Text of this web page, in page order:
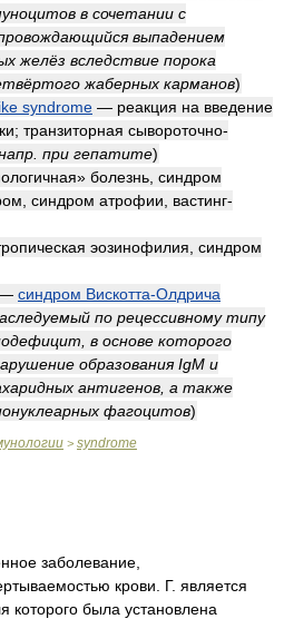
в сочетании с
выпадением
желёз вследствие порока
жаберных карманов)
syndrome — реакция на введение
транзиторная сывороточно-
при гепатите)
болезнь, синдром
синдром атрофии, вастинг-
эозинофилия, синдром
синдром Вискотта-Олдрича
по рецессивному типу
в основе которого
образования IgM и
антигенов, а также
фагоцитов)
> syndrome
заболевание,
крови. Г. является
которого была установлена